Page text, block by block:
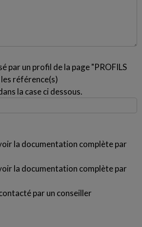
par un profil de la page "PROFILS
les référence(s)
la case ci dessous.
la documentation complète par
la documentation complète par
par un conseiller